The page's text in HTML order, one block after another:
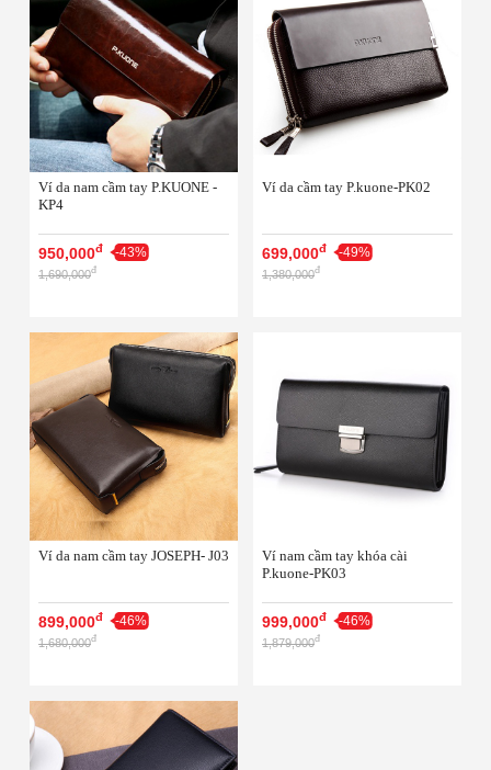
Ví da nam cầm tay P.KUONE -
KP4
950,000đ -43%
1,690,000đ
Ví da cầm tay P.kuone-PK02
699,000đ -49%
1,380,000đ
Ví da nam cầm tay JOSEPH- J03
899,000đ -46%
1,680,000đ
Ví nam cầm tay khóa cài
P.kuone-PK03
999,000đ -46%
1,879,000đ